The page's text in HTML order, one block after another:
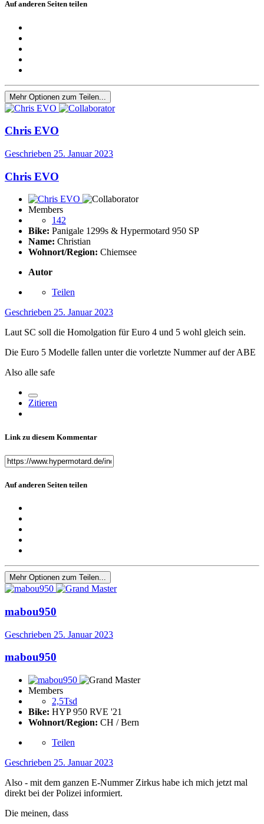
Auf anderen Seiten teilen
Mehr Optionen zum Teilen...
Chris EVO
Geschrieben 25. Januar 2023
Chris EVO
Members
142
Bike: Panigale 1299s & Hypermotard 950 SP
Name: Christian
Wohnort/Region: Chiemsee
Autor
Teilen
Geschrieben 25. Januar 2023
Laut SC soll die Homolgation für Euro 4 und 5 wohl gleich sein.
Die Euro 5 Modelle fallen unter die vorletzte Nummer auf der ABE
Also alle safe
Zitieren
Link zu diesem Kommentar
Auf anderen Seiten teilen
Mehr Optionen zum Teilen...
mabou950
Geschrieben 25. Januar 2023
mabou950
Members
2,5Tsd
Bike: HYP 950 RVE '21
Wohnort/Region: CH / Bern
Teilen
Geschrieben 25. Januar 2023
Also - mit dem ganzen E-Nummer Zirkus habe ich mich jetzt mal
direkt bei der Polizei informiert.
Die meinen, dass